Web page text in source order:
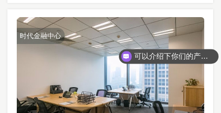
时代金融中心
可以介绍下你们的产品么？